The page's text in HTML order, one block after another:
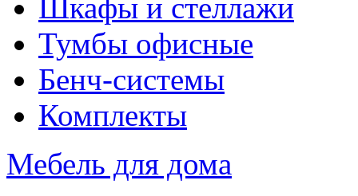
Шкафы и стеллажи
Тумбы офисные
Бенч-системы
Комплекты
Мебель для дома